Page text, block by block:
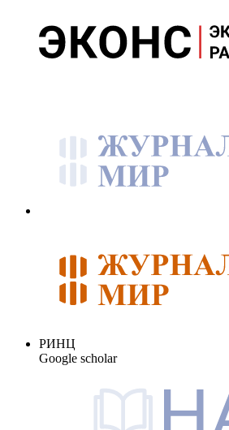
РИНЦ
Google scholar